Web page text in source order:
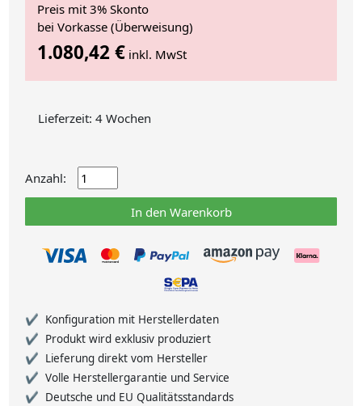
Preis mit 3% Skonto
bei Vorkasse (Überweisung)
1.080,42 € inkl. MwSt
Lieferzeit: 4 Wochen
Anzahl:
In den Warenkorb
Konfiguration mit Herstellerdaten
Produkt wird exklusiv produziert
Lieferung direkt vom Hersteller
Volle Herstellergarantie und Service
Deutsche und EU Qualitätsstandards